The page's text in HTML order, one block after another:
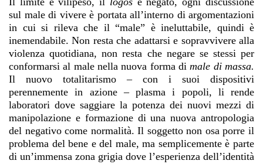
sul male di vivere è portata all’interno di argomentazioni
in cui si rileva che il “male” è ineluttabile, quindi è
inemendabile. Non resta che adattarsi e sopravvivere alla
violenza quotidiana, non resta che negare se stessi per
conformarsi al male nella nuova forma dimale di massa.
Il nuovo totalitarismo – con i suoi dispositivi
perennemente in azione – plasma i popoli, li rende
laboratori dove saggiare la potenza dei nuovi mezzi di
manipolazione e formazione di una nuova antropologia
del negativo come normalità. Il soggetto non osa porre il
problema del bene e del male, ma semplicemente è parte
di un’immensa zona grigia dove l’esperienza dell’identità